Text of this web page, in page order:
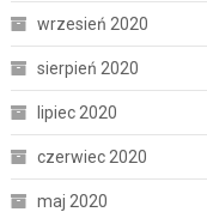
wrzesień 2020
sierpień 2020
lipiec 2020
czerwiec 2020
maj 2020